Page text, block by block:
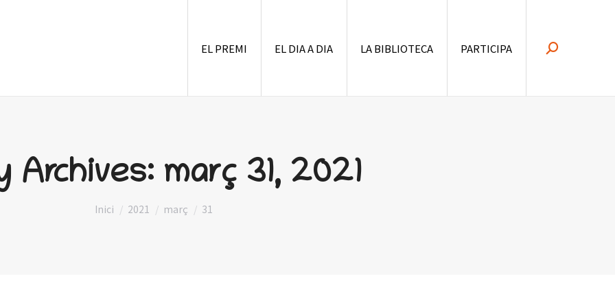
EL PREMI EL DIA A DIA LA BIBLIOTECA PARTICIPA Search:
Archives: març 31, 2021
You are here:
Inici 2021 març 31